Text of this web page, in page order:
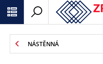
NÁSTĚNNÁ